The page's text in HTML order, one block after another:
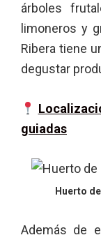
árboles
limoneros y
Ribera tiene
degustar
guiadas
Huerto
Además de